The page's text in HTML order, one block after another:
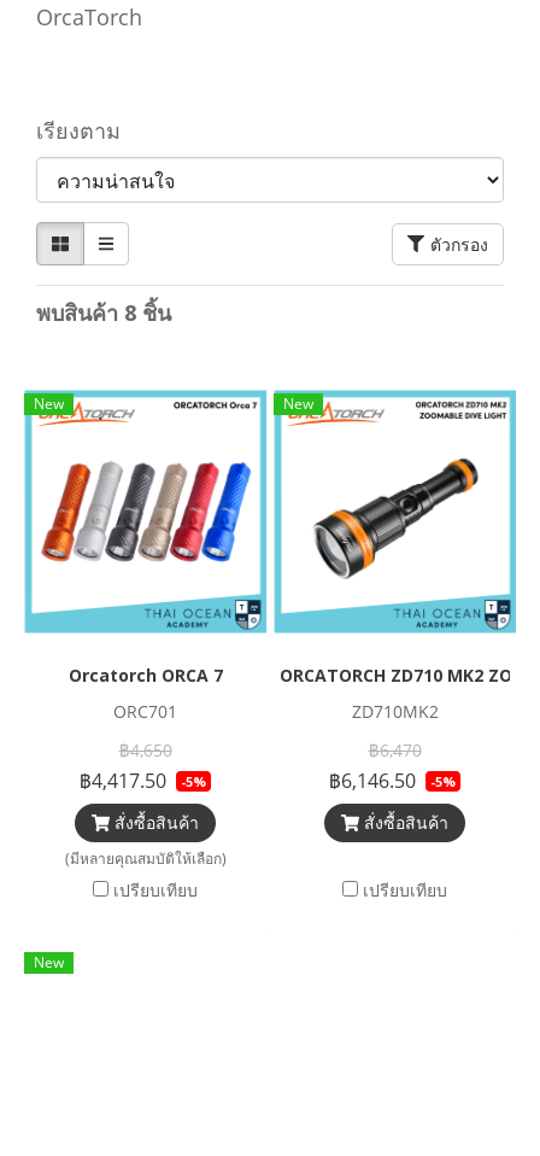
OrcaTorch
เรียงตาม
ตัวกรอง
พบสินค้า 8 ชิ้น
New
Orcatorch ORCA 7
ORC701
฿4,650
฿4,417.50 -5%
สั่งซื้อสินค้า
(มีหลายคุณสมบัติให้เลือก)
เปรียบเทียบ
New
ORCATORCH ZD710 MK2
ZD710MK2
฿6,470
฿6,146.50 -5%
สั่งซื้อสินค้า
เปรียบเทียบ
New